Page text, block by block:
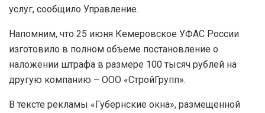
услуг, сообщило Управление.
Напомним, что 25 июня Кемеровское УФАС России
изготовило в полном объеме постановление о
наложении штрафа в размере 100 тысяч рублей на
другую компанию – ООО «СтройГрупп».
В тексте рекламы «Губернские окна», размещенной